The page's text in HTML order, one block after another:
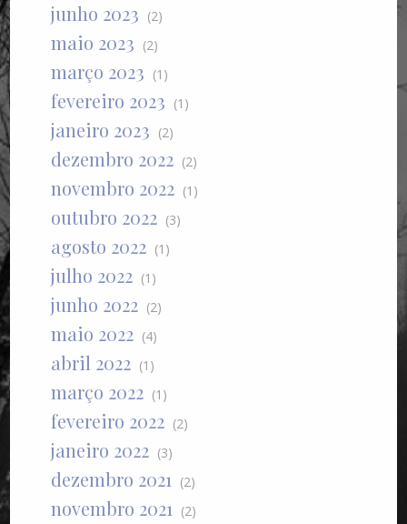
junho 2023 (2)
maio 2023 (2)
março 2023 (1)
fevereiro 2023 (1)
janeiro 2023 (2)
dezembro 2022 (2)
novembro 2022 (1)
outubro 2022 (3)
agosto 2022 (1)
julho 2022 (1)
junho 2022 (2)
maio 2022 (4)
abril 2022 (1)
março 2022 (1)
fevereiro 2022 (2)
janeiro 2022 (3)
dezembro 2021 (2)
novembro 2021 (2)